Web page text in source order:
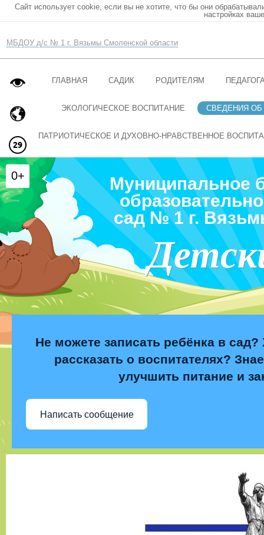
Сайт использует cookie, если вы не хотите, что бы они
настройках
МБДОУ д/с № 1 г. Вязьмы Смоленской области
ГЛАВНАЯ САДИК РОДИТЕЛЯМ
ЭКОЛОГИЧЕСКОЕ ВОСПИТАНИЕ СВЕДЕНИЯ ОБ
ПАТРИОТИЧЕСКОЕ И ДУХОВНО-НРАВСТВЕННОЕ
Муниципальное
сад № 1 г.
Не можете записать ребёнка в сад?
рассказать о воспитателях?
улучшить питание и
Написать сообщение
0+